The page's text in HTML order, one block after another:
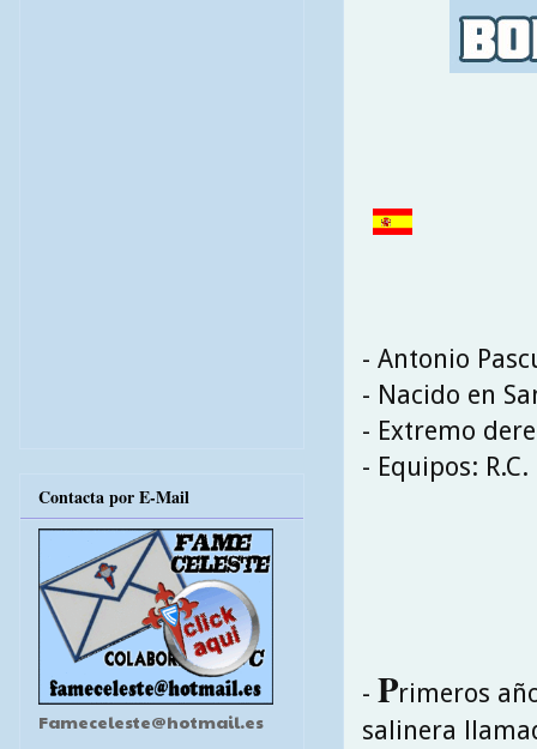
- Antonio
- Nacido en
- Extremo
- Equipos:
- Primeros
salinera
Contacta por E-Mail
Fameceleste@hotmail.es